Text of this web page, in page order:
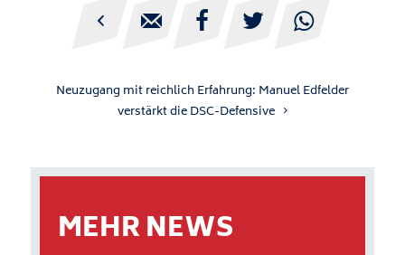
    
Neuzugang mit reichlich Erfahrung: Manuel Edfelder
verstärkt die DSC-Defensive
MEHR NEWS